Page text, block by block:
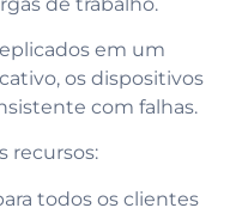
em um
os dispositivos
com falhas.
recursos:
todos os clientes